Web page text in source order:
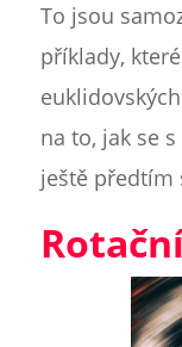
To jsou
příklady,
na to, jak se
ještě předtím